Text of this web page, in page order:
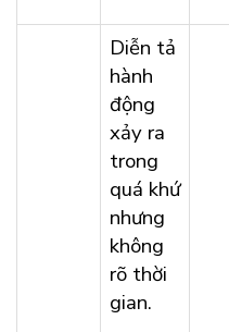
Diễn tả
hành
động
xảy ra
trong
quá khứ
nhưng
không
rõ thời
gian.